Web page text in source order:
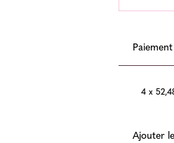
4 x
Ajouter